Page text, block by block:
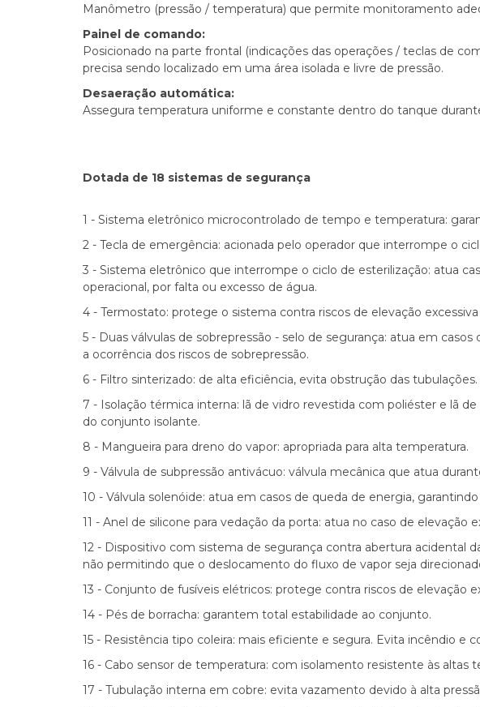
Manômetro (pressão / temperatura) que permite monitoramento
Painel de comando:
Posicionado na parte frontal (indicações das operações / teclas de
precisa sendo localizado em uma área isolada e livre de pressão.
Desaeração automática:
Assegura temperatura uniforme e constante dentro do tanque
Dotada de 18 sistemas de segurança
1 - Sistema eletrônico microcontrolado de tempo e temperatura:
2 - Tecla de emergência: acionada pelo operador que interrompe o
3 - Sistema eletrônico que interrompe o ciclo de esterilização: atua
operacional, por falta ou excesso de água.
4 - Termostato: protege o sistema contra riscos de elevação
5 - Duas válvulas de sobrepressão - selo de segurança: atua em
a ocorrência dos riscos de sobrepressão.
6 - Filtro sinterizado: de alta eficiência, evita obstrução das tubulações.
7 - Isolação térmica interna: lã de vidro revestida com poliéster e lã
do conjunto isolante.
8 - Mangueira para dreno do vapor: apropriada para alta temperatura.
9 - Válvula de subpressão antivácuo: válvula mecânica que atua
10 - Válvula solenóide: atua em casos de queda de energia,
11 - Anel de silicone para vedação da porta: atua no caso de elevação
12 - Dispositivo com sistema de segurança contra abertura acidental
não permitindo que o deslocamento do fluxo de vapor seja
13 - Conjunto de fusíveis elétricos: protege contra riscos de elevação
14 - Pés de borracha: garantem total estabilidade ao conjunto.
15 - Resistência tipo coleira: mais eficiente e segura. Evita incêndio e
16 - Cabo sensor de temperatura: com isolamento resistente às altas
17 - Tubulação interna em cobre: evita vazamento devido à alta